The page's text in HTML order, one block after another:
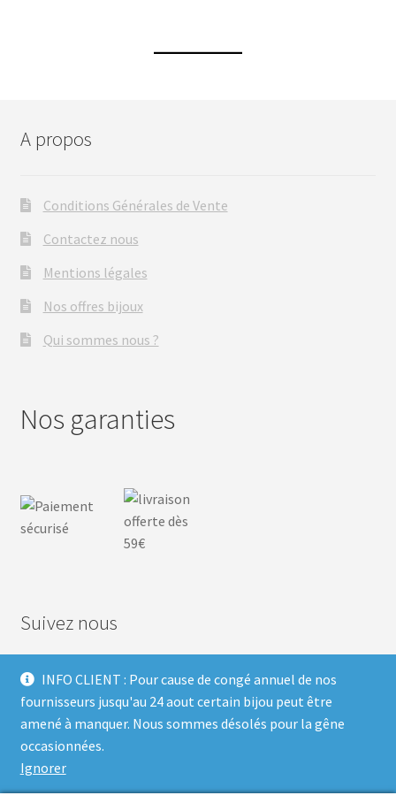
A propos
Conditions Générales de Vente
Contactez nous
Mentions légales
Nos offres bijoux
Qui sommes nous ?
Nos garanties
Suivez nous
F
a
c
I
n
P
i
T
w
Built with Storefront & WooCommerce.
INFO CLIENT : Pour cause de congé annuel de nos
fournisseurs jusqu'au 24 aout certain bijou peut être
amené à manquer. Nous sommes désolés pour la gêne
occasionnées.
Ignorer